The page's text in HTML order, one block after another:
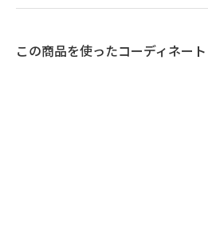
この商品を使ったコーディネート